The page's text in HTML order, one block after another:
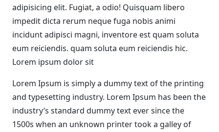
adipisicing elit. Fugiat, a odio! Quisquam libero
impedit dicta rerum neque fuga nobis animi
incidunt adipisci magni, inventore est quam soluta
eum reiciendis. quam soluta eum reiciendis hic.
Lorem ipsum dolor sit
Lorem Ipsum is simply a dummy text of the printing
and typesetting industry. Lorem Ipsum has been the
industry’s standard dummy text ever since the
1500s when an unknown printer took a galley of